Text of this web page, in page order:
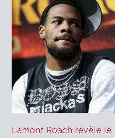
Lamont Roach révèle